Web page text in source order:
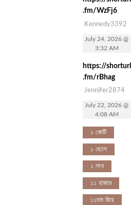
.fm/WzFj6
Kennedy3392
July 24, 2026 @
3:32 AM
https://shorturl
.fm/rBhag
Jennifer2874
July 22, 2026 @
4:08 AM
১ কোটি
১ ছেলে
১ লাখ
১১ হাজার
১১তম বিয়ে